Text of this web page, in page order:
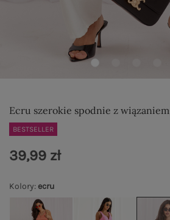
Ecru szerokie spodnie z wiązaniem
BESTSELLER
Kolory: ecru
39,99 zł